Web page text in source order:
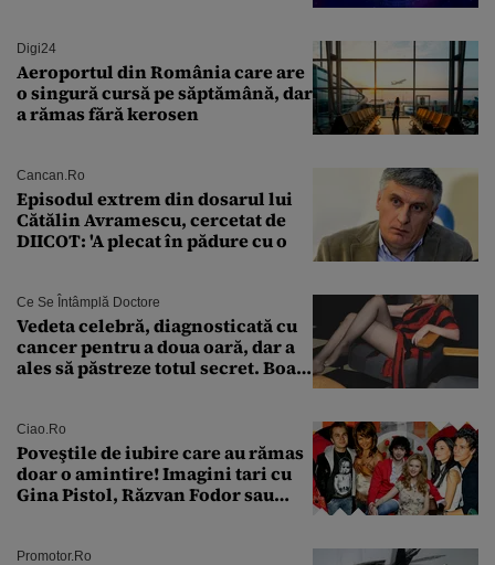
Digi24
Aeroportul din România care are
o singură cursă pe săptămână, dar
a rămas fără kerosen
Cancan.ro
Episodul extrem din dosarul lui
Cătălin Avramescu, cercetat de
DIICOT: 'A plecat în pădure cu o
Ce Se Întâmplă Doctore
Vedeta celebră, diagnosticată cu
cancer pentru a doua oară, dar a
ales să păstreze totul secret. Boala
Ciao.ro
Poveştile de iubire care au rămas
doar o amintire! Imagini tari cu
Gina Pistol, Răzvan Fodor sau
Promotor.ro